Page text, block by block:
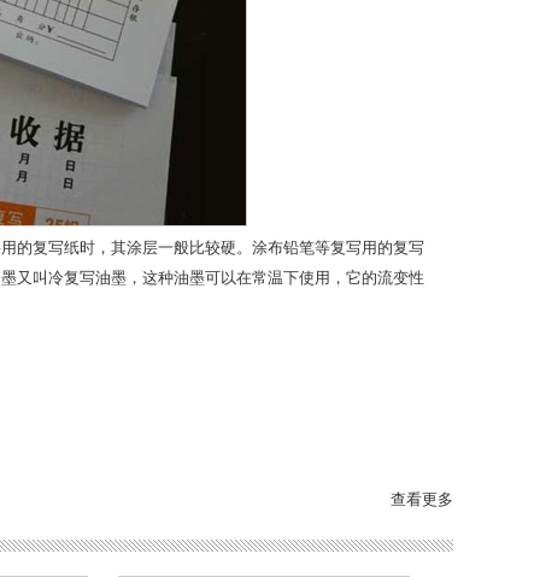
的复写纸时，其涂层一般比较硬。涂布铅笔等复写用的复写
又叫冷复写油墨，这种油墨可以在常温下使用，它的流变性
查看更多